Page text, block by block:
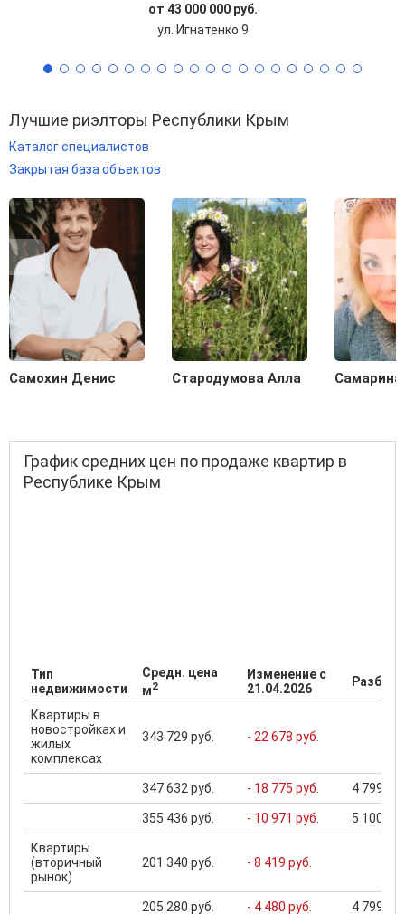
от 43 000 000 руб.
ул. Игнатенко 9
Лучшие риэлторы Республики Крым
Каталог специалистов
Закрытая база объектов
Самохин Денис Стародумова Алла Самарина
График средних цен по продаже квартир в
Республике Крым
Тип
недвижимости
Средн. цена
м2
Изменение с
21.04.2026
Квартиры в
новостройках и
жилых
комплексах
343 729 руб. - 22 678 руб.
347 632 руб. - 18 775 руб. 4 799
355 436 руб. - 10 971 руб. 5 100
Квартиры
(вторичный
рынок)
201 340 руб. - 8 419 руб.
205 280 руб. - 4 480 руб. 4 799